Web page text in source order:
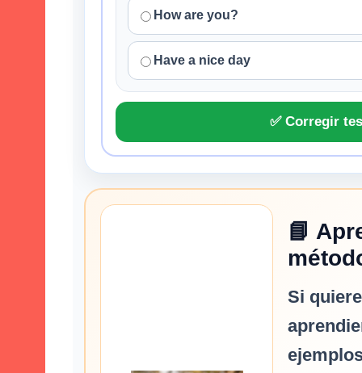
How are you?
Have a nice day
✅ Corregir
📘
Si